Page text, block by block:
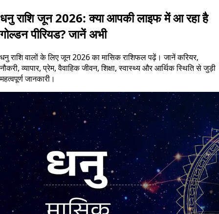
धनु राशि जून 2026: क्या आपकी लाइफ में आ रहा है
गोल्डन पीरियड? जानें अभी
धनु राशि वालों के लिए जून 2026 का मासिक राशिफल पढ़ें। जानें करियर,
नौकरी, व्यापार, प्रेम, वैवाहिक जीवन, शिक्षा, स्वास्थ्य और आर्थिक स्थिति से जुड़ी
महत्वपूर्ण जानकारी।